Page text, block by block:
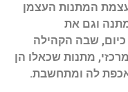
המתנות העצמן
וגם את
שבה הקהילה
מתנות שכאלו הן
לה ומתחשבת.